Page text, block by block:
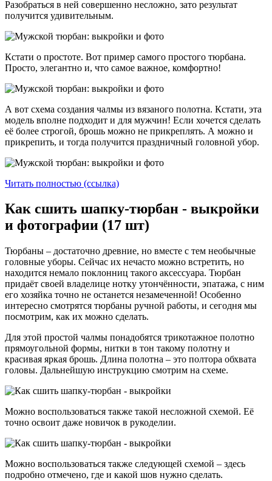
Разобраться в ней совершенно несложно, зато результат
получится удивительным.
Кстати о простоте. Вот пример самого простого тюрбана.
Просто, элегантно и, что самое важное, комфортно!
А вот схема создания чалмы из вязаного полотна. Кстати, эта
модель вполне подходит и для мужчин! Если хочется сделать
её более строгой, брошь можно не прикреплять. А можно и
прикрепить, и тогда получится праздничный головной убор.
Читать полностью (ссылка)
Как сшить шапку-тюрбан - выкройки
и фотографии (17 шт)
Тюрбаны – достаточно древние, но вместе с тем необычные
головные уборы. Сейчас их нечасто можно встретить, но
находится немало поклонниц такого аксессуара. Тюрбан
придаёт своей владелице нотку утончённости, эпатажа, с ним
его хозяйка точно не останется незамеченной! Особенно
интересно смотрятся тюрбаны ручной работы, и сегодня мы
посмотрим, как их можно сделать.
Для этой простой чалмы понадобятся трикотажное полотно
прямоугольной формы, нитки в тон такому полотну и
красивая яркая брошь. Длина полотна – это полтора обхвата
головы. Дальнейшую инструкцию смотрим на схеме.
Можно воспользоваться также такой несложной схемой. Её
точно освоит даже новичок в рукоделии.
Можно воспользоваться также следующей схемой – здесь
подробно отмечено, где и какой шов нужно сделать.